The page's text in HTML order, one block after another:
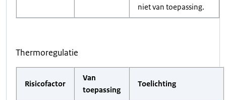
niet van toepassing.
Thermoregulatie
Risicofactor
Van
toepassing
Toelichting